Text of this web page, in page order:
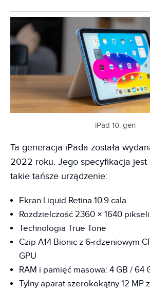
iPad 10. gen
Ta generacja iPada została
2022 roku. Jego specyfikacja jest
takie tańsze urządzenie:
Ekran Liquid Retina 10,9 cala
Rozdzielczość 2360 × 1640
Technologia True Tone
Czip A14 Bionic z 6-rdzeniowym
GPU
RAM i pamięć masowa: 4 GB / 64
Tylny aparat szerokokątny 12 MP